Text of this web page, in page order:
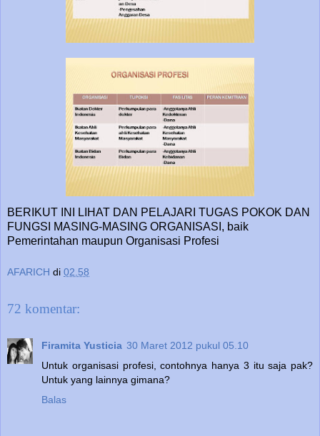
BERIKUT INI LIHAT DAN PELAJARI TUGAS POKOK DAN
FUNGSI MASING-MASING ORGANISASI, baik
Pemerintahan maupun Organisasi Profesi
AFARICH di 02.58
72 komentar:
Firamita Yusticia 30 Maret 2012 pukul 05.10
Untuk organisasi profesi, contohnya hanya 3 itu saja pak?
Untuk yang lainnya gimana?
Balas